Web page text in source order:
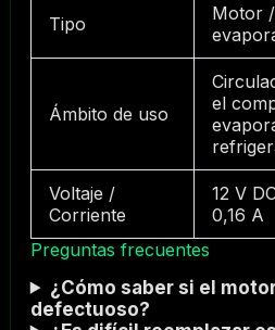
Tipo
Motor
Ámbito de uso
el
Voltaje /
Corriente
12 V
0,16 A
Preguntas frecuentes
¿Cómo saber si el
defectuoso?